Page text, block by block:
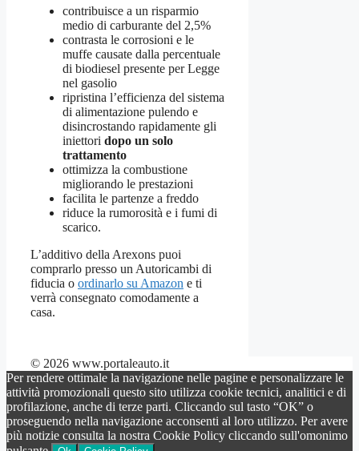
contribuisce a un risparmio
medio di carburante del 2,5%
contrasta le corrosioni e le
muffe causate dalla percentuale
di biodiesel presente per Legge
nel gasolio
ripristina l’efficienza del sistema
di alimentazione pulendo e
disincrostando rapidamente gli
iniettori dopo un solo
trattamento
ottimizza la combustione
migliorando le prestazioni
facilita le partenze a freddo
riduce la rumorosità e i fumi di
scarico.
L’additivo della Arexons puoi
comprarlo presso un Autoricambi di
fiducia o ordinarlo su Amazon e ti
verrà consegnato comodamente a
casa.
© 2026 www.portaleauto.it
Per rendere ottimale la navigazione nelle pagine e personalizzare le
attività promozionali questo sito utilizza cookie tecnici, analitici e di
profilazione, anche di terze parti. Cliccando sul tasto “OK” o
proseguendo nella navigazione acconsenti al loro utilizzo. Per avere
più notizie consulta la nostra Cookie Policy cliccando sull'omonimo